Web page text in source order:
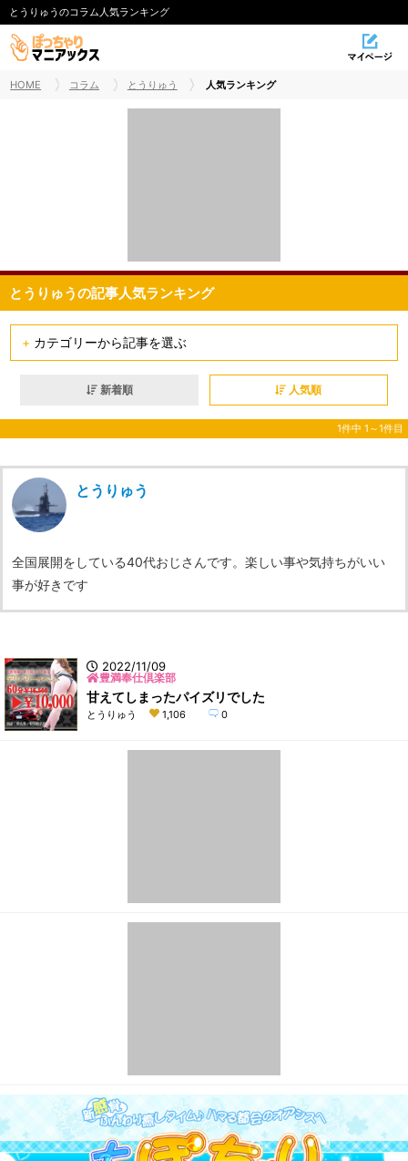
とうりゅうのコラム人気ランキング
HOME コラム とうりゅう 人気ランキング
とうりゅうの記事人気ランキング
+ カテゴリーから記事を選ぶ
新着順 人気順
1件中 1～1件目
とうりゅう
全国展開をしている40代おじさんです。楽しい事や気持ちがいい
事が好きです
2022/11/09
豊満奉仕倶楽部
甘えてしまったパイズリでした
とうりゅう 1,106 0